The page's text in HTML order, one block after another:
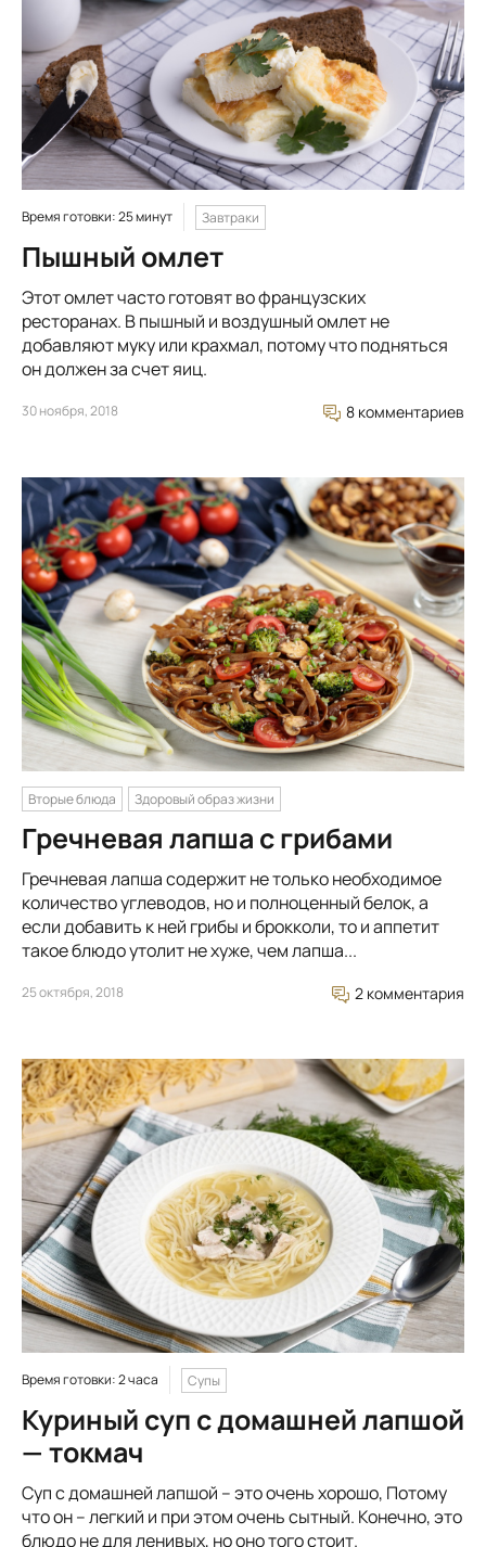
Время готовки: 25 минут Завтраки
Пышный омлет
Этот омлет часто готовят во французских
ресторанах. В пышный и воздушный омлет не
добавляют муку или крахмал, потому что подняться
он должен за счет яиц.
30 ноября, 2018 8 комментариев
Вторые блюда Здоровый образ жизни
Гречневая лапша с грибами
Гречневая лапша содержит не только необходимое
количество углеводов, но и полноценный белок, а
если добавить к ней грибы и брокколи, то и аппетит
такое блюдо утолит не хуже, чем лапша...
25 октября, 2018 2 комментария
Время готовки: 2 часа Супы
Куриный суп с домашней лапшой
— токмач
Суп с домашней лапшой – это очень хорошо, Потому
что он – легкий и при этом очень сытный. Конечно, это
блюдо не для ленивых, но оно того стоит.